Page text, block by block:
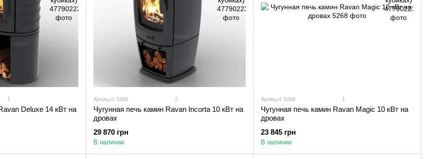
1
Deluxe 14 кВт на
Артикул: 5280 2
Чугунная печь камин Ravan Incorta 10 кВт на
дровах
29 870 грн
В наличии
Артикул: 5268 1
Чугунная печь камин Ravan Magic 10 кВт на
дровах
23 845 грн
В наличии